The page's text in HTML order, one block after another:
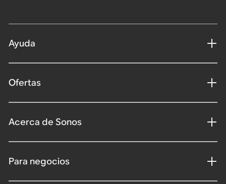
Ayuda
Ofertas
Acerca de Sonos
Para negocios